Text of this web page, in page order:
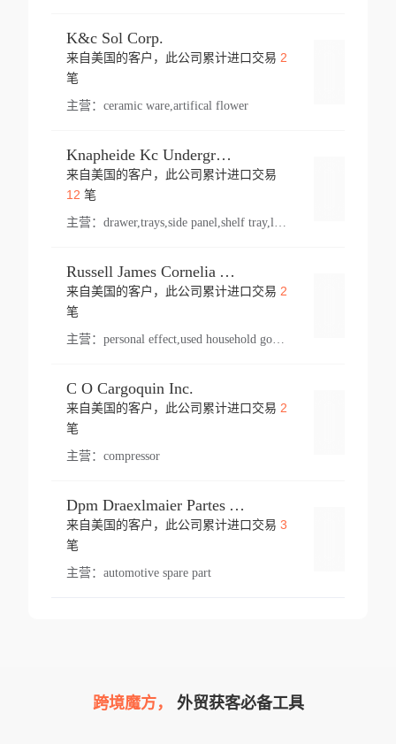
K&c Sol Corp.
来自美国的客户，此公司累计进口交易 2
笔
主营： ceramic ware,artifical flower
Knapheide Kc Underground
来自美国的客户，此公司累计进口交易
12 笔
主营：
Russell James Cornelia Arlington Va
来自美国的客户，此公司累计进口交易 2
笔
主营： personal effect,used household goods
C O Cargoquin Inc.
来自美国的客户，此公司累计进口交易 2
笔
主营： compressor
Dpm Draexlmaier Partes Automotrices Corr Ind Huejotzingo
来自美国的客户，此公司累计进口交易 3
笔
主营： automotive spare part
跨境魔方， 外贸获客必备工具